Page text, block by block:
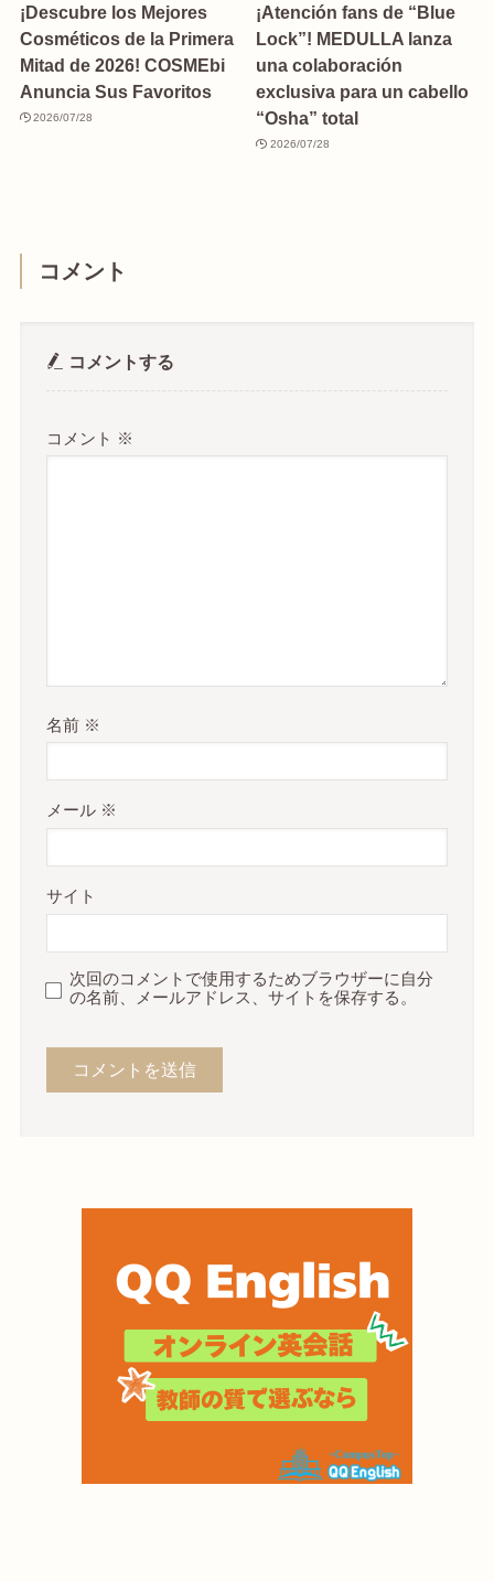
¡Descubre los Mejores
Cosméticos de la Primera
Mitad de 2026! COSMEbi
Anuncia Sus Favoritos
2026/07/28
¡Atención fans de “Blue
Lock”! MEDULLA lanza
una colaboración
exclusiva para un cabello
“Osha” total
2026/07/28
コメント
コメントする
コメント ※
名前 ※
メール ※
サイト
次回のコメントで使用するためブラウザーに自分
の名前、メールアドレス、サイトを保存する。